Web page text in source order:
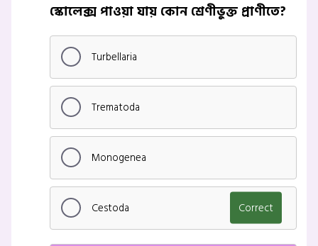
স্কোলেক্স পাওয়া যায় কোন শ্রেণীভুক্ত প্রাণীতে?
Turbellaria
Trematoda
Monogenea
Cestoda Correct